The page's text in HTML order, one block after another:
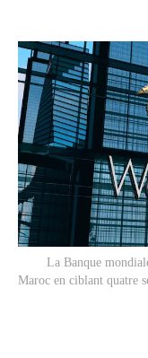
La Banque
Maroc en ciblant quatre